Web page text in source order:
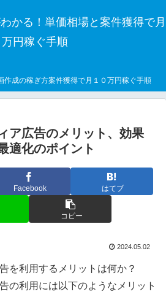
かる！単価相場と案件獲得で月
万円稼ぐ手順
作成の稼ぎ方案件獲得で月１０万円稼ぐ手順
ア広告のメリット、効果
適化のポイント
Facebook はてブ
コピー
2024.05.02
を利用するメリットは何か？
の利用には以下のようなメリット